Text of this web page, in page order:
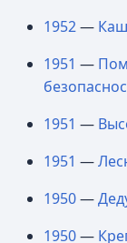
1952—
1951 —
1951 —
1951 —
1950—
1950—